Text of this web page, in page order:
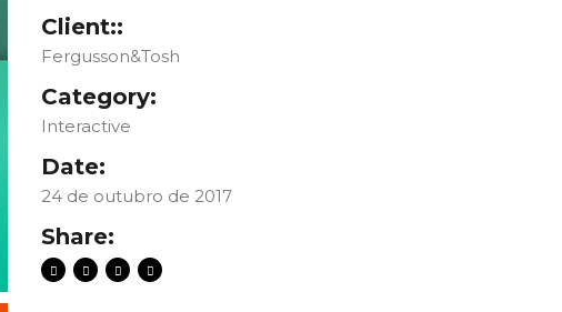
Client::
Fergusson&Tosh
Category:
Interactive
Date:
24 de outubro de 2017
Share: